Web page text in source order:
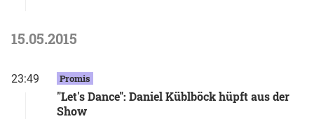
15.05.2015
23:49 Promis
"Let's Dance": Daniel Küblböck hüpft aus der
Show